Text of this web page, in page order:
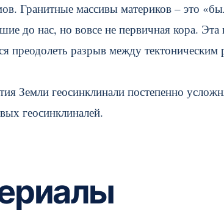
Гранитные массивы материков – это
до нас, но вовсе не первичная кора. Эта
преодолеть разрыв между
Земли геосинклинали постепенно
геосинклиналей.